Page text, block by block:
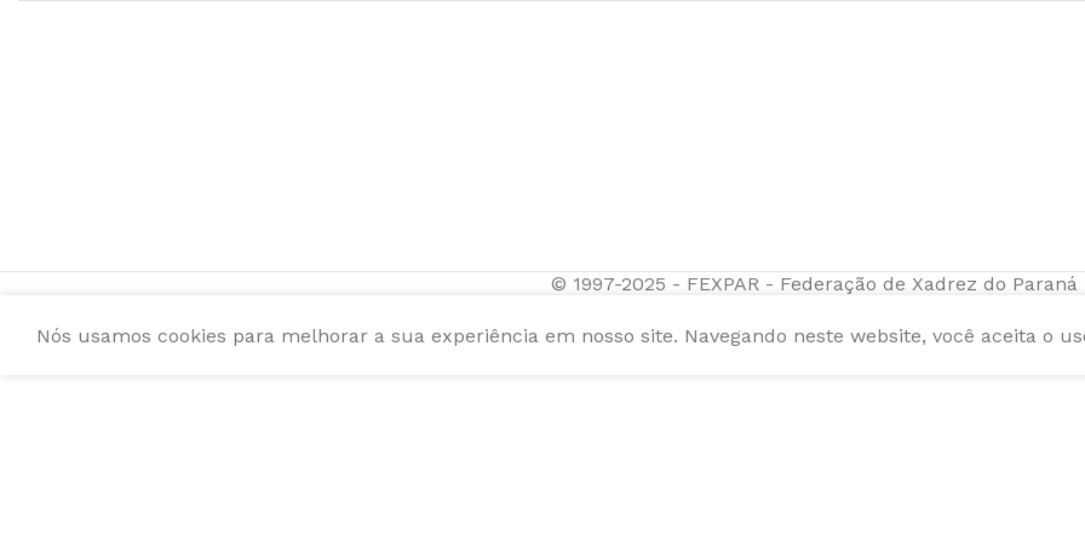
© 1997-2025 - FEXPAR - Federação de Xadrez do Paraná
Nós usamos cookies para melhorar a sua experiência em nosso site. Navegando neste website, você aceita o